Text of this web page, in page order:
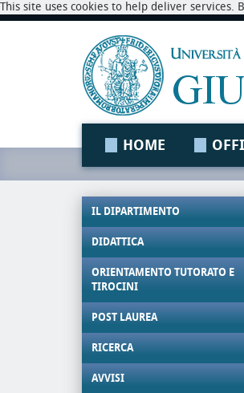
This site uses cookies to help deliver
HOME
IL DIPARTIMENTO
DIDATTICA
ORIENTAMENTO TUTORATO E
TIROCINI
POST LAUREA
RICERCA
AVVISI